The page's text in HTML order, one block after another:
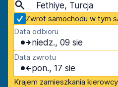
Fethiye, Turcja
Zwrot samochodu w tym
Data odbioru
niedz., 09 sie
Data zwrotu
pon., 17 sie
Krajem zamieszkania